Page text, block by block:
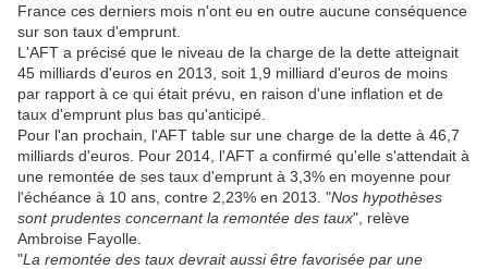
France ces derniers mois n'ont eu en outre aucune conséquence
sur son taux d'emprunt.
L'AFT a précisé que le niveau de la charge de la dette atteignait
45 milliards d'euros en 2013, soit 1,9 milliard d'euros de moins
par rapport à ce qui était prévu, en raison d'une inflation et de
taux d'emprunt plus bas qu'anticipé.
Pour l'an prochain, l'AFT table sur une charge de la dette à 46,7
milliards d'euros. Pour 2014, l'AFT a confirmé qu'elle s'attendait à
une remontée de ses taux d'emprunt à 3,3% en moyenne pour
l'échéance à 10 ans, contre 2,23% en 2013. "Nos hypothèses
sont prudentes concernant la remontée des taux", relève
Ambroise Fayolle.
"La remontée des taux devrait aussi être favorisée par une